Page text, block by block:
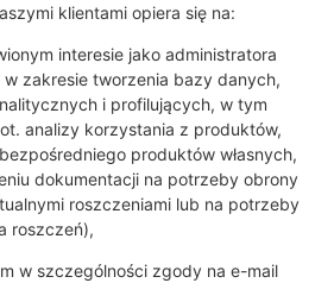
klientami opiera się na:
interesie jako administratora
zakresie tworzenia bazy danych,
i profilujących, w tym
analizy korzystania z produktów,
produktów własnych,
dokumentacji na potrzeby obrony
roszczeniami lub na potrzeby
roszczeń),
w szczególności zgody na e-mail